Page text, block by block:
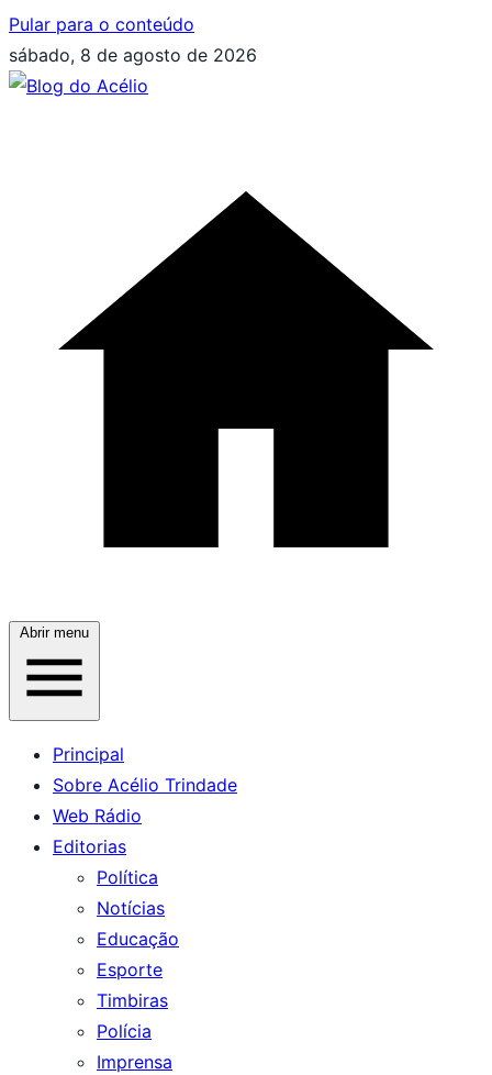
Pular para o conteúdo
sábado, 8 de agosto de 2026
Abrir menu
Principal
Sobre Acélio Trindade
Web Rádio
Editorias
Política
Notícias
Educação
Esporte
Timbiras
Polícia
Imprensa